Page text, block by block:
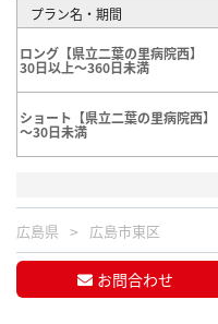
プラン名・期間
ロング【県立二葉の里病院西】
30日以上～360日未満
ショート【県立二葉の里病院西】
～30日未満
広島県 広島市東区
お問合わせ